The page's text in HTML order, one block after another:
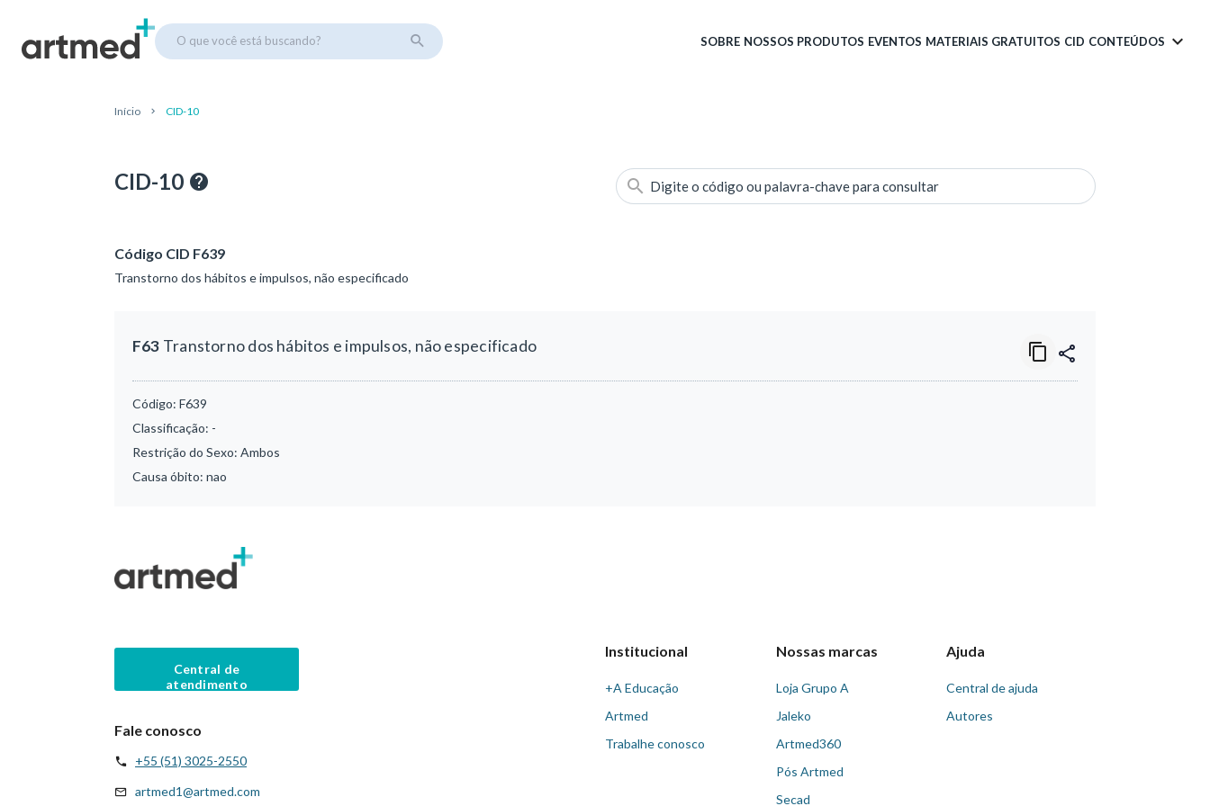
O que você está buscando? SOBRE NOSSOS PRODUTOS EVENTOS MATERIAIS GRATUITOS CID CONTEÚDOS
Início CID-10
CID-10 Digite o código ou palavra-chave para consultar
Código CID F639
Transtorno dos hábitos e impulsos, não especificado
F63 Transtorno dos hábitos e impulsos, não especificado
Código: F639
Classificação: -
Restrição do Sexo: Ambos
Causa óbito: nao
Central de
atendimento
Fale conosco
+55 (51) 3025-2550
artmed1@artmed.com
Institucional
+A Educação
Artmed
Trabalhe conosco
Nossas marcas
Loja Grupo A
Jaleko
Artmed360
Pós Artmed
Secad
Ajuda
Central de ajuda
Autores